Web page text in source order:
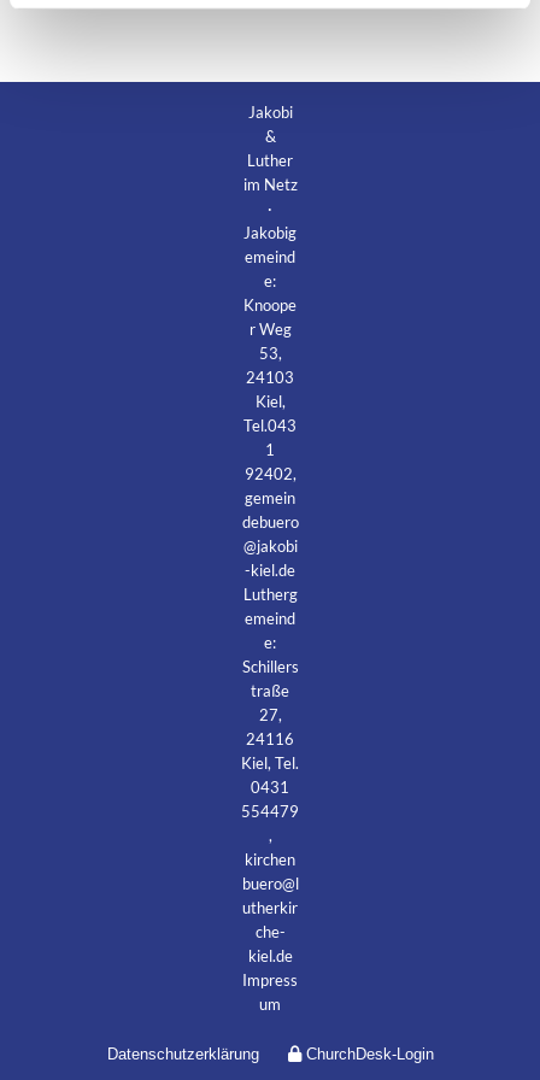
Jakobi
&
Luther
im Netz
·
Jakobig
emeind
e:
Knoope
r Weg
53,
24103
Kiel,
Tel.043
1
92402,
gemein
debuero
@jakobi
-kiel.de
Lutherg
emeind
e:
Schillers
traße
27,
24116
Kiel, Tel.
0431
554479
,
kirchen
buero@l
utherkir
che-
kiel.de
Impress
um
Datenschutzerklärung ChurchDesk-Login